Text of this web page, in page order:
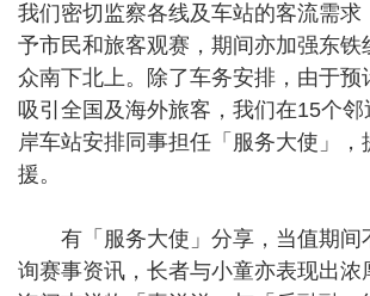
我们密切监察各线及车站的客流需求
予市民和旅客观赛，期间亦加强东铁
众南下北上。除了车务安排，由于预
吸引全国及海外旅客，我们在15个邻
岸车站安排同事担任「服务大使」，
援。
有「服务大使」分享，当值期间
询赛事资讯，长者与小童亦表现出浓